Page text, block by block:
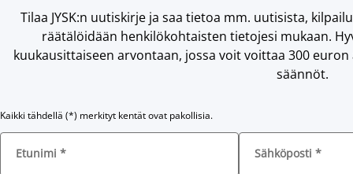
Tilaa JYSK:n uutiskirje ja saa tietoa mm. uutisista,
räätälöidään henkilökohtaisten tietojesi mukaan.
kuukausittaiseen arvontaan, jossa voit voittaa 300 euron
säännöt.
Kaikki tähdellä (*) merkityt kentät ovat pakollisia.
Etunimi * Sähköposti *